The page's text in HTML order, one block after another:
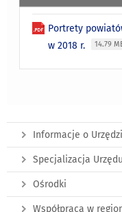
Portrety
w 2018 r.
14.79
Informacje o
Specjalizacja Urzędu
Ośrodki
Współpraca w